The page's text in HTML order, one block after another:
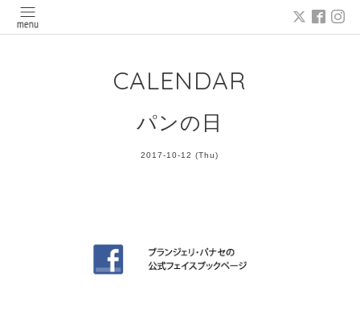
CALENDAR
パンの日
2017-10-12 (Thu)